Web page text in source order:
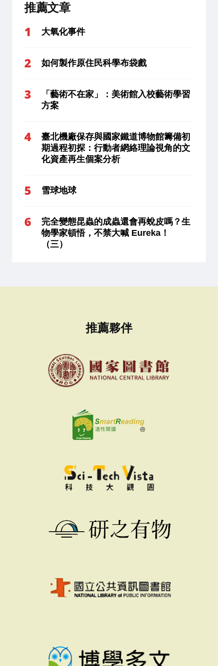
推薦文章
大氧化事件
如何製作原住民科學布袋戲
「藝術不在家」：美術館入校藝術學習
方案
臺北機廠保存與國家鐵道博物館籌備初
期過程初探：行動者網絡理論視角的文
化資產再生個案分析
雪球地球
完全變態昆蟲的成蟲還會再蛻皮嗎？生
物學家頓悟，不禁大喊 Eureka！
（三）
推薦夥伴